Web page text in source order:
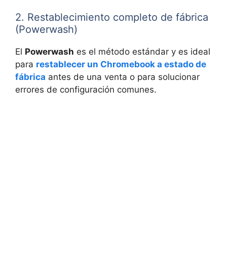
2. Restablecimiento completo de fábrica
(Powerwash)
El Powerwash es el método estándar y es ideal
para restablecer un Chromebook a estado de
fábrica antes de una venta o para solucionar
errores de configuración comunes.